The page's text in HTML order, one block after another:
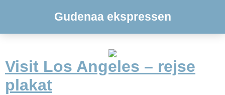
Gudenaa ekspressen
Visit Los Angeles – rejse
plakat